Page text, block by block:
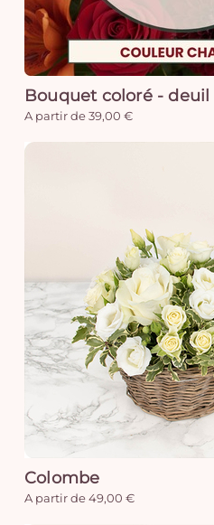
Bouquet coloré - deuil
A partir de 39,00 €
Colombe
A partir de 49,00 €